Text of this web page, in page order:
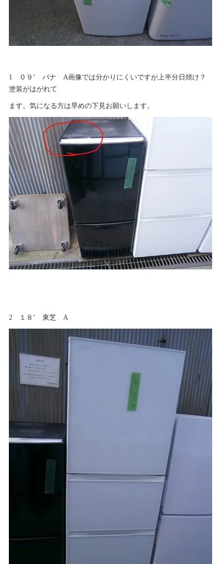
1 ０９’ パナ A画像では分かりにくいですが上半分日焼け？
塗装がはがれて
ます。気になる方は早めの下見お願いします。
2 １８’ 東芝 A